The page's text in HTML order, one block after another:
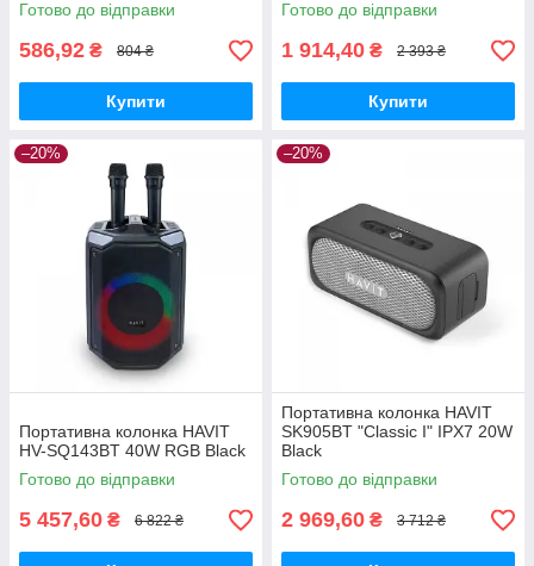
Готово до відправки
586,92 ₴ 804 ₴
Купити
Готово до відправки
1 914,40 ₴ 2 393 ₴
Купити
–20%
Портативна колонка HAVIT
HV-SQ143BT 40W RGB Black
Готово до відправки
5 457,60 ₴ 6 822 ₴
–20%
Портативна колонка HAVIT
SK905BT "Classic I" IPX7 20W
Black
Готово до відправки
2 969,60 ₴ 3 712 ₴